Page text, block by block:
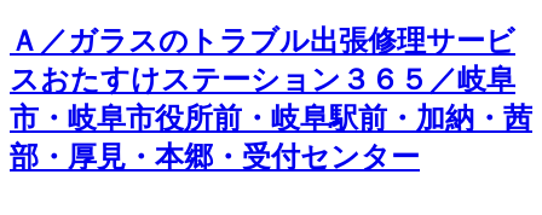
Ａ／ガラスのトラブル出張修理サービ
スおたすけステーション３６５／岐阜
市・岐阜市役所前・岐阜駅前・加納・茜
部・厚見・本郷・受付センター